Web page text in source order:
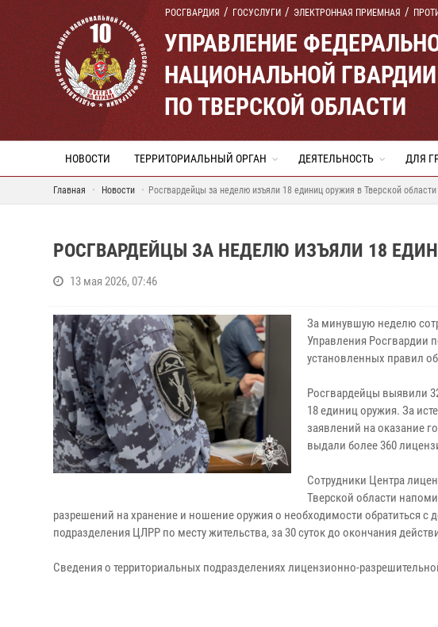
РОСГВАРДИЯ ГОСУСЛУГИ ЭЛЕКТРОННАЯ ПРИЕМНАЯ
УПРАВЛЕНИЕ
НАЦИОНАЛЬНОЙ
ПО ТВЕРСКОЙ ОБЛАСТИ
НОВОСТИ ТЕРРИТОРИАЛЬНЫЙ ОРГАН ДЕЯТЕЛЬНОСТЬ ДЛЯ
Главная Новости Росгвардейцы за неделю изъяли 18 единиц оружия в Тверской области
РОСГВАРДЕЙЦЫ ЗА НЕДЕЛЮ ИЗЪЯЛИ 18
13 мая 2026, 07:46
За минувшую неделю
Управления Росгвардии
установленных правил
Росгвардейцы выявили
18 единиц оружия. За
заявлений на оказание
выдали более 360
Сотрудники Центра
Тверской области
разрешений на хранение и ношение оружия о необходимости обратиться
подразделения ЦЛРР по месту жительства, за 30 суток до окончания
Сведения о территориальных подразделениях лицензионно-